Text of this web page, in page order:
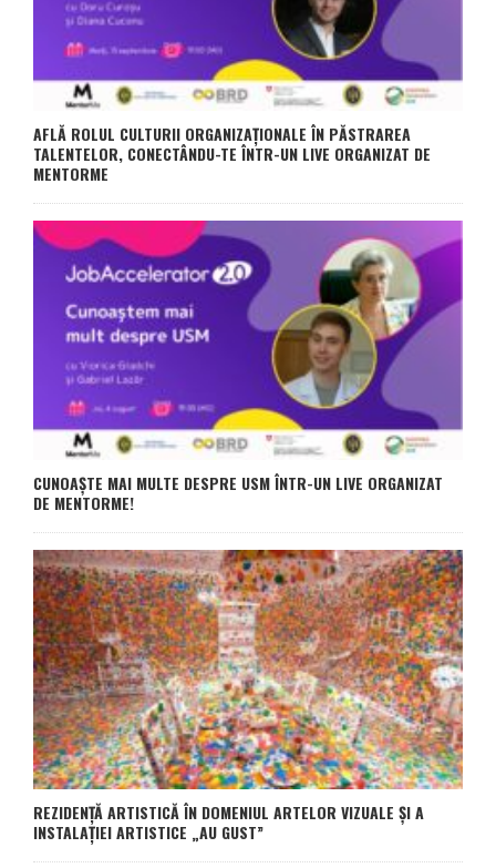
AFLĂ ROLUL CULTURII ORGANIZAȚIONALE ÎN PĂSTRAREA
TALENTELOR, CONECTÂNDU-TE ÎNTR-UN LIVE ORGANIZAT DE
MENTORME
CUNOAȘTE MAI MULTE DESPRE USM ÎNTR-UN LIVE ORGANIZAT
DE MENTORME!
REZIDENȚĂ ARTISTICĂ ÎN DOMENIUL ARTELOR VIZUALE ȘI A
INSTALAȚIEI ARTISTICE „AU GUST”